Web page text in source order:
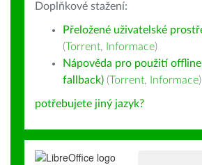
Doplňkové stažení:
Přeložené uživatelské
(Torrent, Informace)
Nápověda pro použití
fallback) (Torrent, Informace)
potřebujete jiný jazyk?